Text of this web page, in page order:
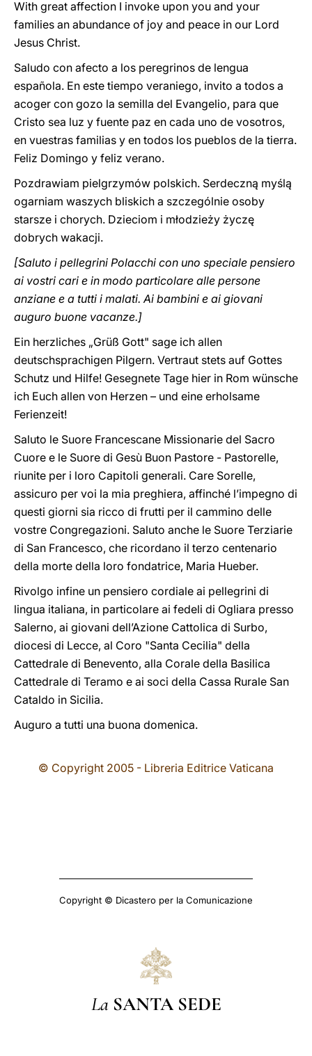
With great affection I invoke upon you and your
families an abundance of joy and peace in our Lord
Jesus Christ.
Saludo con afecto a los peregrinos de lengua
española. En este tiempo veraniego, invito a todos a
acoger con gozo la semilla del Evangelio, para que
Cristo sea luz y fuente paz en cada uno de vosotros,
en vuestras familias y en todos los pueblos de la tierra.
Feliz Domingo y feliz verano.
Pozdrawiam pielgrzymów polskich. Serdeczną myślą
ogarniam waszych bliskich a szczególnie osoby
starsze i chorych. Dzieciom i młodzieży życzę
dobrych wakacji.
[Saluto i pellegrini Polacchi con uno speciale pensiero
ai vostri cari e in modo particolare alle persone
anziane e a tutti i malati. Ai bambini e ai giovani
auguro buone vacanze.]
Ein herzliches „Grüß Gott" sage ich allen
deutschsprachigen Pilgern. Vertraut stets auf Gottes
Schutz und Hilfe! Gesegnete Tage hier in Rom wünsche
ich Euch allen von Herzen – und eine erholsame
Ferienzeit!
Saluto le Suore Francescane Missionarie del Sacro
Cuore e le Suore di Gesù Buon Pastore - Pastorelle,
riunite per i loro Capitoli generali. Care Sorelle,
assicuro per voi la mia preghiera, affinché l’impegno di
questi giorni sia ricco di frutti per il cammino delle
vostre Congregazioni. Saluto anche le Suore Terziarie
di San Francesco, che ricordano il terzo centenario
della morte della loro fondatrice, Maria Hueber.
Rivolgo infine un pensiero cordiale ai pellegrini di
lingua italiana, in particolare ai fedeli di Ogliara presso
Salerno, ai giovani dell’Azione Cattolica di Surbo,
diocesi di Lecce, al Coro "Santa Cecilia" della
Cattedrale di Benevento, alla Corale della Basilica
Cattedrale di Teramo e ai soci della Cassa Rurale San
Cataldo in Sicilia.
Auguro a tutti una buona domenica.
© Copyright 2005 - Libreria Editrice Vaticana
Copyright © Dicastero per la Comunicazione
La SANTA SEDE